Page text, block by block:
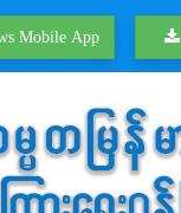
Mobile App